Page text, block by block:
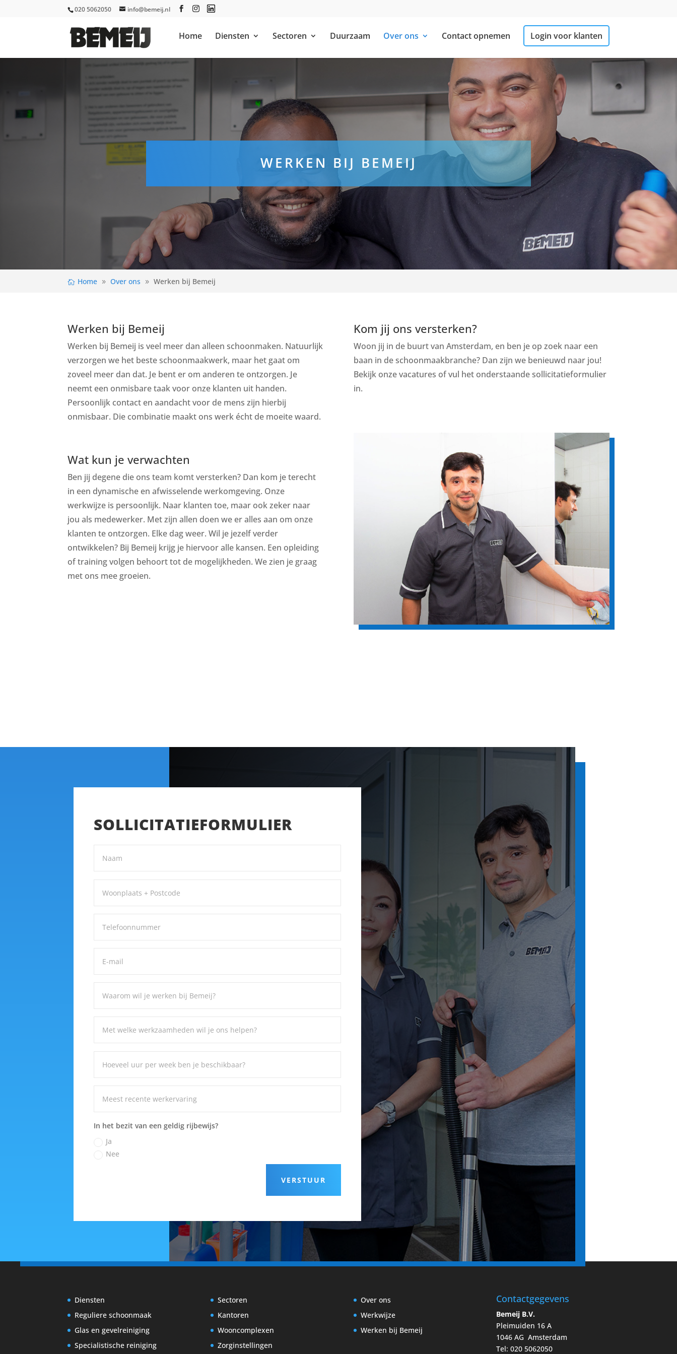
020 5062050 info@bemeij.nl
Home Diensten Sectoren Duurzaam Over ons Contact opnemen Login voor klanten
WERKEN BIJ BEMEIJ
Home Over ons Werken bij Bemeij
Werken bij Bemeij
Werken bij Bemeij is veel meer dan alleen schoonmaken. Natuurlijk
verzorgen we het beste schoonmaakwerk, maar het gaat om
zoveel meer dan dat. Je bent er om anderen te ontzorgen. Je
neemt een onmisbare taak voor onze klanten uit handen.
Persoonlijk contact en aandacht voor de mens zijn hierbij
onmisbaar. Die combinatie maakt ons werk écht de moeite waard.
Wat kun je verwachten
Ben jij degene die ons team komt versterken? Dan kom je terecht
in een dynamische en afwisselende werkomgeving. Onze
werkwijze is persoonlijk. Naar klanten toe, maar ook zeker naar
jou als medewerker. Met zijn allen doen we er alles aan om onze
klanten te ontzorgen. Elke dag weer. Wil je jezelf verder
ontwikkelen? Bij Bemeij krijg je hiervoor alle kansen. Een opleiding
of training volgen behoort tot de mogelijkheden. We zien je graag
met ons mee groeien.
Kom jij ons versterken?
Woon jij in de buurt van Amsterdam, en ben je op zoek naar een
baan in de schoonmaakbranche? Dan zijn we benieuwd naar jou!
Bekijk onze vacatures of vul het onderstaande sollicitatieformulier
in.
SOLLICITATIEFORMULIER
In het bezit van een geldig rijbewijs?
Ja
Nee
VERSTUUR
Diensten
Reguliere schoonmaak
Glas en gevelreiniging
Specialistische reiniging
Sectoren
Kantoren
Wooncomplexen
Zorginstellingen
Over ons
Werkwijze
Werken bij Bemeij
Contactgegevens
Bemeij B.V.
Pleimuiden 16 A
1046 AG Amsterdam
Tel: 020 5062050